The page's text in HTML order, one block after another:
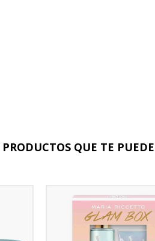
PRODUCTOS QUE TE